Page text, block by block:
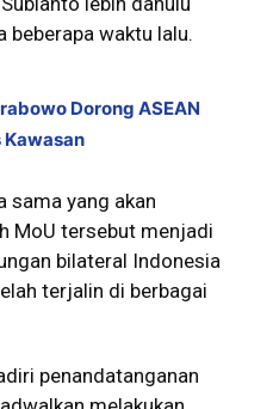
beberapa waktu lalu.
Dorong ASEAN
sama yang akan
MoU tersebut menjadi
bilateral Indonesia
terjalin di berbagai
penandatanganan